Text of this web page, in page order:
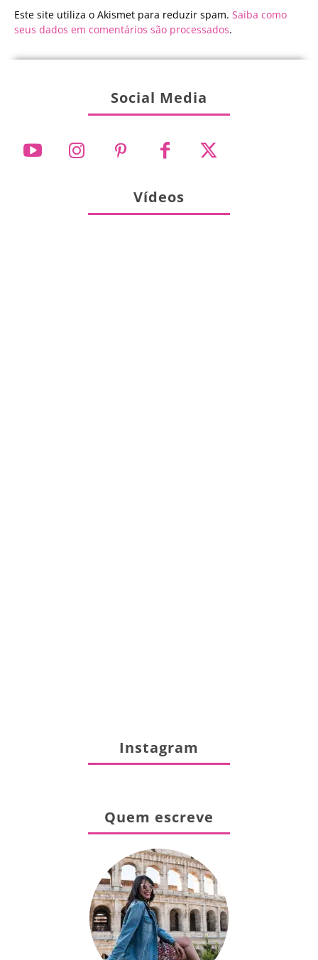
Este site utiliza o Akismet para reduzir spam. Saiba como
seus dados em comentários são processados.
Social Media
Vídeos
Instagram
Quem escreve